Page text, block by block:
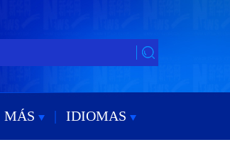
MÁS | IDIOMAS